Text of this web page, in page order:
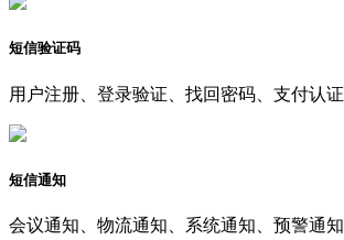
短信验证码
用户注册、登录验证、找回密码、支付认证
短信通知
会议通知、物流通知、系统通知、预警通知